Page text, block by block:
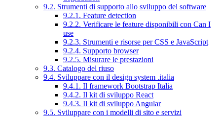
9.2. Strumenti di supporto allo sviluppo del software
9.2.1. Feature detection
9.2.2. Verificare le feature disponibili con Can I
use
9.2.3. Strumenti e risorse per CSS e JavaScript
9.2.4. Supporto browser
9.2.5. Misurare le prestazioni
9.3. Catalogo del riuso
9.4. Sviluppare con il design system .italia
9.4.1. Il framework Bootstrap Italia
9.4.2. Il kit di sviluppo React
9.4.3. Il kit di sviluppo Angular
9.5. Sviluppare con i modelli di sito e servizi